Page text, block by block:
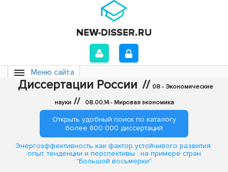
Меню сайта
Диссертации России // 08 - Экономические
науки // 08.00.14 - Мировая экономика
Открыть удобный поиск по каталогу
более 800 000 диссертаций
Энергоэффективность как фактор устойчивого развития:
опыт, тенденции и перспективы : на примере стран
"Большой восьмерки"